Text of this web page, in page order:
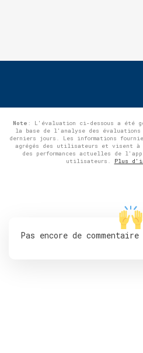
Note : L'évaluation ci-dessous a été
la base de l'analyse des évaluations
derniers jours. Les informations
agrégés des utilisateurs et visent à
des performances actuelles de
utilisateurs.
Plus
Pas encore de commentaire